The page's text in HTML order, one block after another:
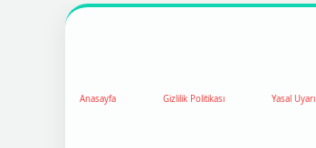
Anasayfa Gizlilik Politikası Yasal Uyarı